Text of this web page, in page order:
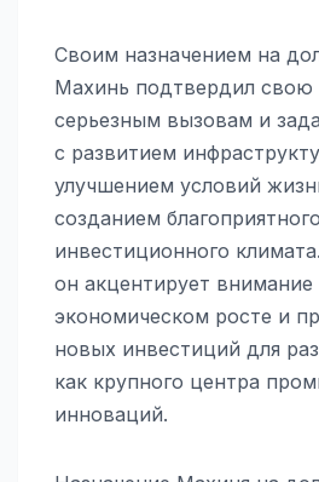
Своим назначением на
Махинь подтвердил свою
серьезным вызовам и
с развитием
улучшением условий
созданием благоприятного
инвестиционного
он акцентирует внимание
экономическом росте и
новых инвестиций для
как крупного центра
инноваций.